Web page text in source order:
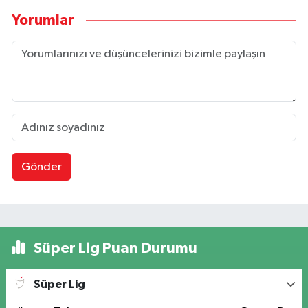
Yorumlar
Gönder
Süper Lig Puan Durumu
Süper Lig